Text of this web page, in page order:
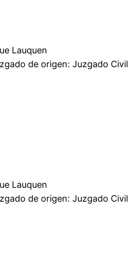
Trenque Lauquen
Civil
Trenque Lauquen
Civil